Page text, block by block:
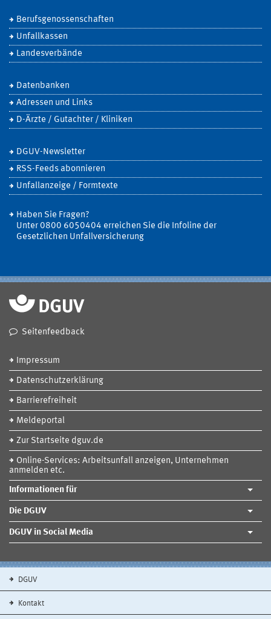
Berufsgenossenschaften
Unfallkassen
Landesverbände
Datenbanken
Adressen und Links
D-Ärzte / Gutachter / Kliniken
DGUV-Newsletter
RSS-Feeds abonnieren
Unfallanzeige / Formtexte
Haben Sie Fragen?
Unter 0800 6050404 erreichen Sie die Infoline der
Gesetzlichen Unfallversicherung
Seitenfeedback
Impressum
Datenschutzerklärung
Barrierefreiheit
Meldeportal
Zur Startseite dguv.de
Online-Services: Arbeitsunfall anzeigen, Unternehmen
anmelden etc.
Informationen für
Die DGUV
DGUV in Social Media
DGUV
Kontakt